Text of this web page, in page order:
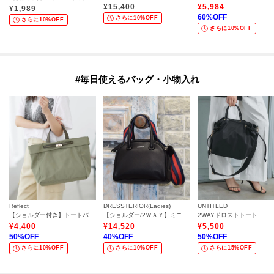
¥1,989
さらに10%OFF
¥15,400
さらに10%OFF
¥5,984
60%OFF
さらに10%OFF
#毎日使えるバッグ・小物入れ
Reflect
【ショルダー付き】トートバッグ
¥4,400
50%OFF
さらに10%OFF
DRESSTERIOR(Ladies)
【ショルダー/2ＷＡＹ】ミニボストン
¥14,520
40%OFF
さらに10%OFF
UNTITLED
2WAYドロストトート
¥5,500
50%OFF
さらに15%OFF